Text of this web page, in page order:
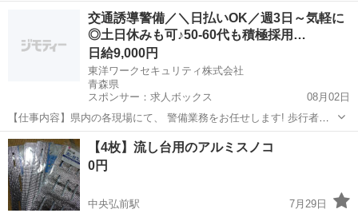
本八戸駅 家庭用品
交通誘導警備／＼日払いOK／週3日～気軽に
◎土日休みも可♪50-60代も積極採用…
日給9,000円
東洋ワークセキュリティ株式会社
青森県
スポンサー：求人ボックス
08月02日
【仕事内容】県内の各現場にて、 警備業務をお任せします! 歩行者の
誘導 一般車両の誘導 工事車両の誘導 これがメインの業務です! 難しい
ことは特にありません 土日祝休み・固定休など 希望通りのシフトが可
能なので 無理なく働けますよ...
アルバイト・パート / 契約社員
【4枚】流し台用のアルミスノコ
0円
中央弘前駅
7月29日